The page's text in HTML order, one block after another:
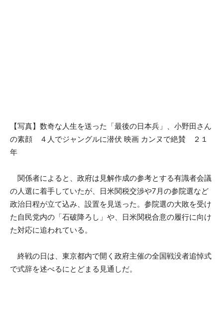
【写真】数奇な人生を送った「最後の日本兵」、小野田さん
の素顔 ４人でジャングルに潜伏 映画 カンヌで絶賛 ２１
年
関係者によると、政府は見解作成の参考とする有識者会議
の人選に着手していたが、日米関税交渉や7月の参院選など
政治日程が立て込み、設置を見送った。参院選の大敗を受け
た自民党内の「石破降ろし」や、日米関税合意の履行に向け
た対応に追われている。
終戦の日は、東京都内で開く政府主催の全国戦没者追悼式
で式辞を述べるにとどまる見通しだ。